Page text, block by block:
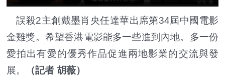
誤殺2主創戴墨肖央任達華出席第34屆中國電影
金雞獎。希望香港電影能多一些進到內地。多一份
愛拍出有愛的優秀作品促進兩地影業的交流與發
展。
（記者 胡薇）